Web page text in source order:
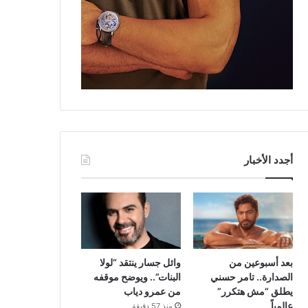
أجدد الأخبار
بعد أسبوعين من
الصدارة.. تامر حسني
يطلق “مش هتكرر”
عالمياً
وائل جسار ينتقد “لولا
البنات”.. ويوضح موقفه
من عمرو دياب
منذ 57 دقيقة